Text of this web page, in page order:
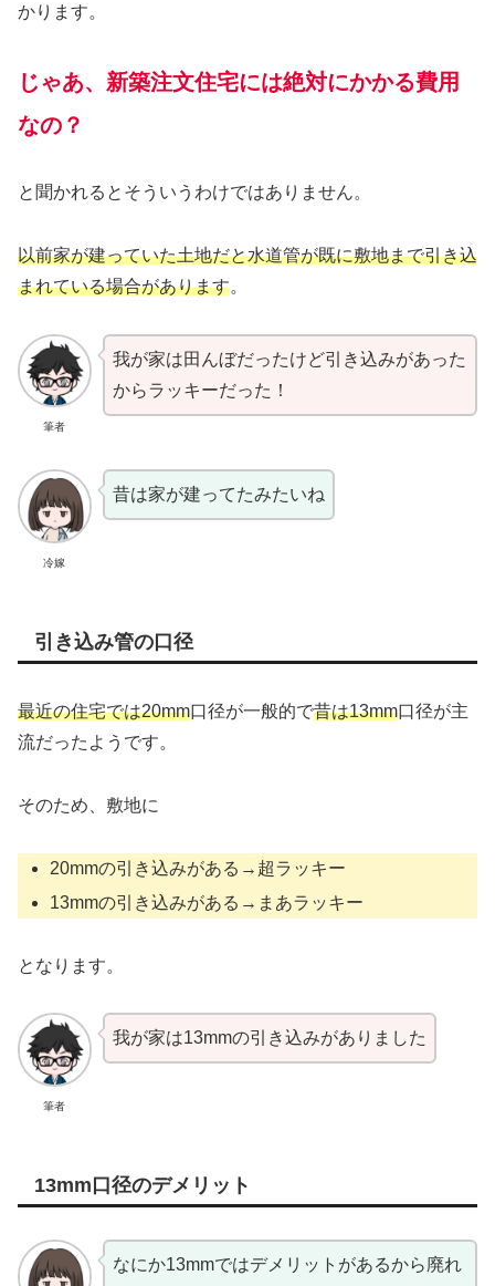
かります。
じゃあ、新築注文住宅には絶対にかかる費用
なの？
と聞かれるとそういうわけではありません。
以前家が建っていた土地だと水道管が既に敷地まで引き込
まれている場合があります。
筆者
我が家は田んぼだったけど引き込みがあった
からラッキーだった！
冷嫁
昔は家が建ってたみたいね
引き込み管の口径
最近の住宅では20mm口径が一般的で昔は13mm口径が主
流だったようです。
そのため、敷地に
20mmの引き込みがある→超ラッキー
13mmの引き込みがある→まあラッキー
となります。
筆者
我が家は13mmの引き込みがありました
13mm口径のデメリット
なにか13mmではデメリットがあるから廃れ